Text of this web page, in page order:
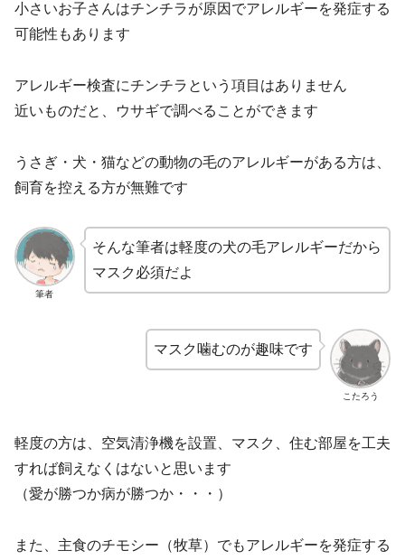
小さいお子さんはチンチラが原因でアレルギーを発症する
可能性もあります
アレルギー検査にチンチラという項目はありません
近いものだと、ウサギで調べることができます
うさぎ・犬・猫などの動物の毛のアレルギーがある方は、
飼育を控える方が無難です
筆者
そんな筆者は軽度の犬の毛アレルギーだから
マスク必須だよ
こたろう
マスク噛むのが趣味です
軽度の方は、空気清浄機を設置、マスク、住む部屋を工夫
すれば飼えなくはないと思います
（愛が勝つか病が勝つか・・・）
また、主食のチモシー（牧草）でもアレルギーを発症する